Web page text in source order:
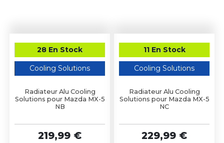
28 En Stock
Cooling Solutions
Radiateur Alu Cooling
Solutions pour Mazda MX-5
NB
219,99 €
11 En Stock
Cooling Solutions
Radiateur Alu Cooling
Solutions pour Mazda MX-5
NC
229,99 €